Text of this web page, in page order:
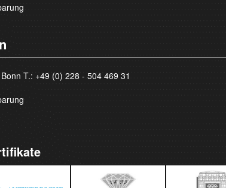
T.: +49 (0) 228 - 504 469 31